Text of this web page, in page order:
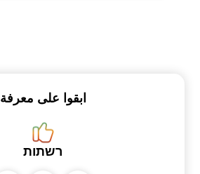
ابقوا على معرفة
רשתות